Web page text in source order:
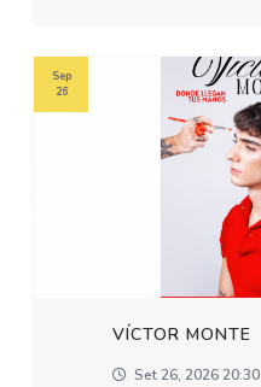
VÍCTOR MONTE
Set 26, 2026 20:30
Sep
26